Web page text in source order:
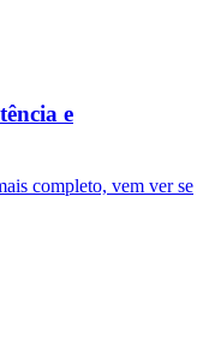
e
completo, vem ver se